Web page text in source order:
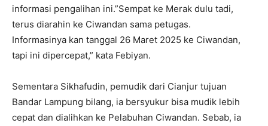
informasi pengalihan ini.”Sempat ke Merak dulu tadi,
terus diarahin ke Ciwandan sama petugas.
Informasinya kan tanggal 26 Maret 2025 ke Ciwandan,
tapi ini dipercepat,” kata Febiyan.
Sementara Sikhafudin, pemudik dari Cianjur tujuan
Bandar Lampung bilang, ia bersyukur bisa mudik lebih
cepat dan dialihkan ke Pelabuhan Ciwandan. Sebab, ia